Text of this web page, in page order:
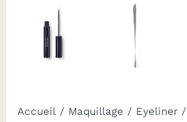
Accueil / Maquillage / Eyeliner